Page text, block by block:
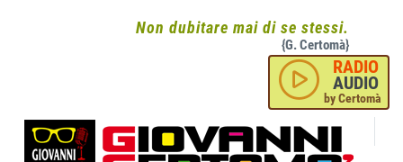
Non dubitare mai di se stessi.
{G. Certomà}
RADIO
AUDIO
by Certomà